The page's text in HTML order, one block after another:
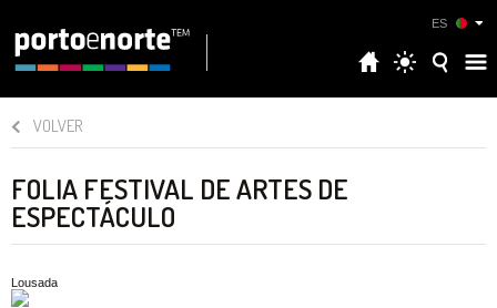
ES
VOLVER
FOLIA FESTIVAL DE ARTES DE
ESPECTÁCULO
Lousada